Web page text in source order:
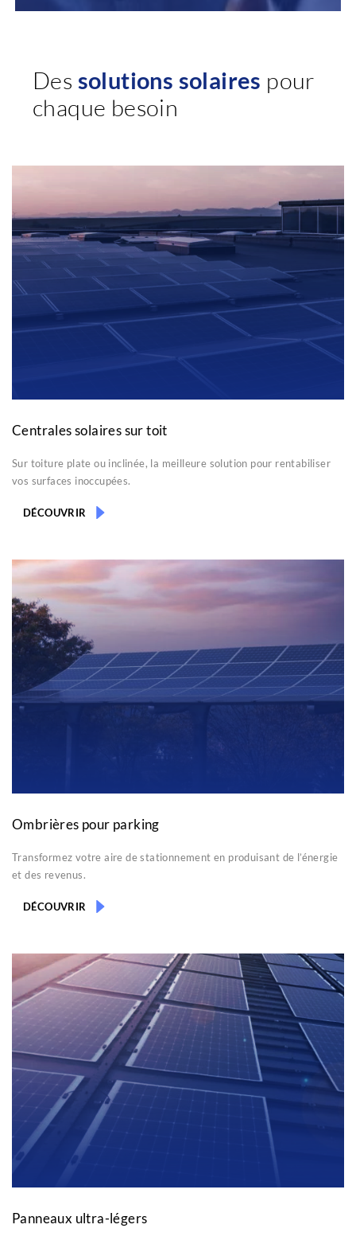
Des solutions solaires pour
chaque besoin
Centrales solaires sur toit
Sur toiture plate ou inclinée, la meilleure solution pour rentabiliser
vos surfaces inoccupées.
DÉCOUVRIR
Ombrières pour parking
Transformez votre aire de stationnement en produisant de l’énergie
et des revenus.
DÉCOUVRIR
Panneaux ultra-légers